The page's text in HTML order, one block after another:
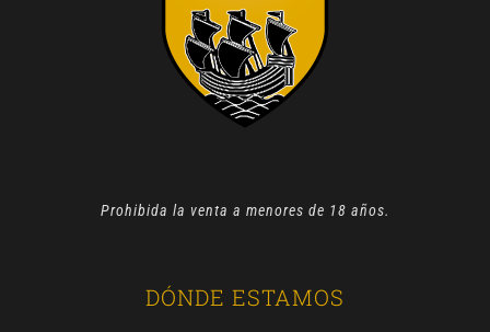
Prohibida la venta a menores de 18 años.
DÓNDE ESTAMOS